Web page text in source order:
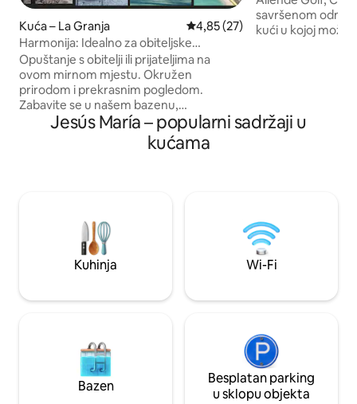
Kuća – La Granja Prosječna ocjena: 4,85/5,
4,85 (27)
Harmonija: Idealno za obiteljske
grupe/prijatelje, košarkaški teren
Opuštanje s obitelji ili prijateljima na
ovom mirnom mjestu. Okružen
prirodom i prekrasnim pogledom.
Zabavite se u našem bazenu,
košarkaškom igralištu i ognjištu.
Podijelite asados, u otvorenom quinchu
(za hladno vrijeme ima platnene
Kućni ljubimci nisu dozvoljeni. Los Fines
de semana, grupe od 7 ili manje ljudi,
minimalni boravak je 2 noćenja.
savršenom
kući u kojoj može
roštiljem - bazen i
garaža za 4 automobila
Jesús María – popularni sadržaji u
kućama
Kuhinja Wi-Fi
Bazen
Besplatan parking
u sklopu objekta